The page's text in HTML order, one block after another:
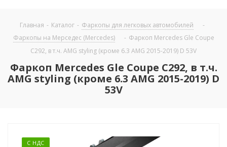
Главная - Каталог - Фаркопы для легковых автомобилей
-
Фаркопы на Мерседес (Mercedes)
- Фаркоп Mercedes Gle Coupe
C292, в т.ч. AMG styling (кроме 6.3 AMG 2015-2019) D 53V
Фаркоп Mercedes Gle Coupe C292, в т.ч.
AMG styling (кроме 6.3 AMG 2015-2019) D
53V
С НДС